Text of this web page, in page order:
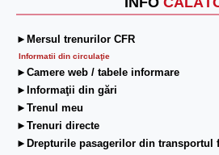
►Mersul trenurilor CFR
Informatii din circulaţie
►Camere web / tabele informare
►Informaţii din gări
►Trenul meu
►Trenuri directe
►Drepturile pasagerilor din transportul